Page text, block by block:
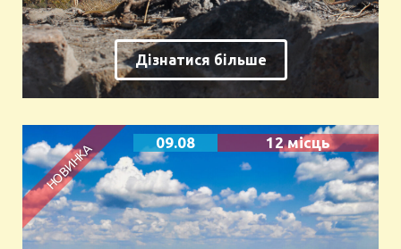
Дізнатися більше
09.08 12 місць